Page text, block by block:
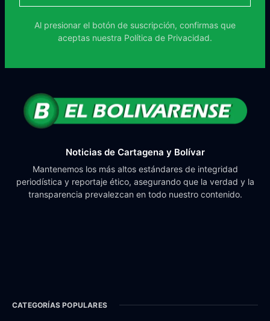
Al presionar el botón de suscripción, confirmas que
aceptas nuestra Política de Privacidad.
Noticias de Cartagena y Bolívar
Mantenemos los más altos estándares de integridad
periodística y reportaje ético, asegurando que la verdad y la
transparencia prevalezcan en todo nuestro contenido.
CATEGORÍAS POPULARES